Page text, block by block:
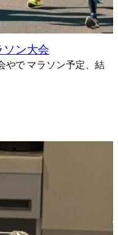
ン大会
やで マラソン予定、結